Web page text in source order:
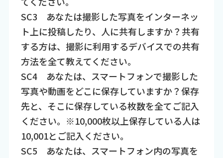
SC3 あなたは撮影した写真をインターネッ
ト上に投稿したり、人に共有しますか？共有
する方は、撮影に利用するデバイスでの共有
方法を全て教えてください。
SC4 あなたは、スマートフォンで撮影した
写真や動画をどこに保存していますか？保存
先と、そこに保存している枚数を全てご記入
ください。※10,000枚以上保存している人は
10,001とご記入ください。
SC5 あなたは、スマートフォン内の写真を